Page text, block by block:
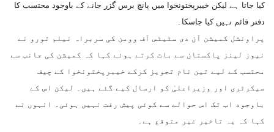
کیا جاتا ہے لیکن خیبرپختونخوا میں پانچ برس گزر جانے کے باوجود محتسب کا
دفتر قائم نہیں کیا جاسکا۔
پراونشل کمیشن آن دی سٹیٹس آف وومن کی سربراہ نیلم تورو نے
نیوز لینز پاکستان سے بات کرتے ہوئے کہا کہ کمیشن کی جانب سے
محتسب کے لیے تین نام تجویز کرکے خیبرپختونخوا کے چیف
سیکرٹری اور وزیراعلیٰ کو ارسال کیے گئے ہیں۔ لیکن اس کے
باوجود اب تک اس حوالے سے کوئی پیش رفت نہیں ہوئی۔ انہوں نے
کہا کہ یہ تاخیر غیر متوقع ہے۔